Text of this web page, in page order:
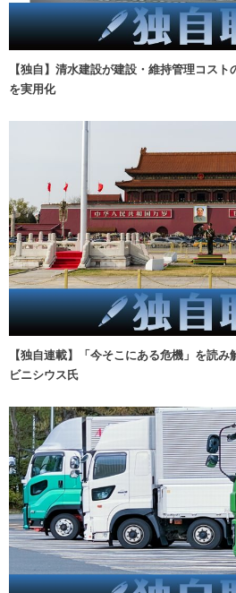
【独自】清水建設が建設・維持管理コス
を実用化
【独自連載】「今そこにある危機」を読
ビニシウス氏